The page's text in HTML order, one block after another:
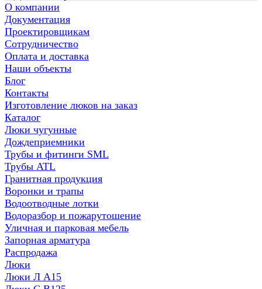
О компании
Документация
Проектировщикам
Сотрудничество
Оплата и доставка
Наши объекты
Блог
Контакты
Изготовление люков на заказ
Каталог
Люки чугунные
Дождеприемники
Трубы и фитинги SML
Трубы ATL
Гранитная продукция
Воронки и трапы
Водоотводные лотки
Водоразбор и пожарутошение
Уличная и парковая мебель
Запорная арматура
Распродажа
Люки
Люки Л А15